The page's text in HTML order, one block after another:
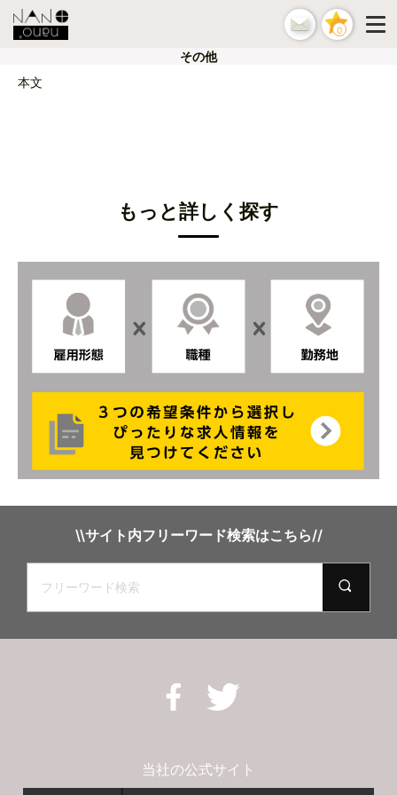
0
その他
本文
もっと詳しく探す
\\サイト内フリーワード検索はこちら//
当社の公式サイト